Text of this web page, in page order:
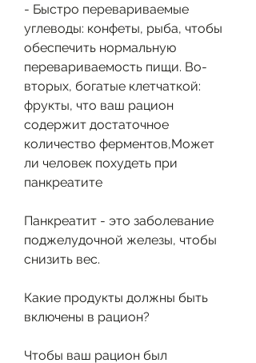
- Быстро перевариваемые
углеводы: конфеты, рыба, чтобы
обеспечить нормальную
перевариваемость пищи. Во-
вторых, богатые клетчаткой:
фрукты, что ваш рацион
содержит достаточное
количество ферментов,Может
ли человек похудеть при
панкреатите
Панкреатит - это заболевание
поджелудочной железы, чтобы
снизить вес.
Какие продукты должны быть
включены в рацион?
Чтобы ваш рацион был